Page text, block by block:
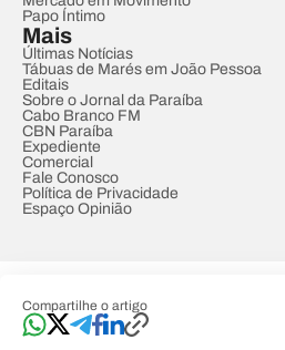
Compartilhe o artigo
Papo Íntimo
Mais
Últimas Notícias
Tábuas de Marés em João Pessoa
Editais
Sobre o Jornal da Paraíba
Cabo Branco FM
CBN Paraíba
Expediente
Comercial
Fale Conosco
Política de Privacidade
Espaço Opinião
Developed by Designed by